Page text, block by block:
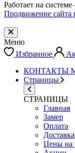
Работает на
Продвижение сайта
Меню
Избранное
КОНТАКТЫ
Страницы
СТРАНИЦЫ
Главная
Замер
Оплата
Доставка
Цены на